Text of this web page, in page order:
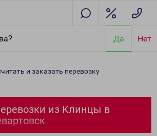
Да Нет
и заказать перевозку
из Клинцы в